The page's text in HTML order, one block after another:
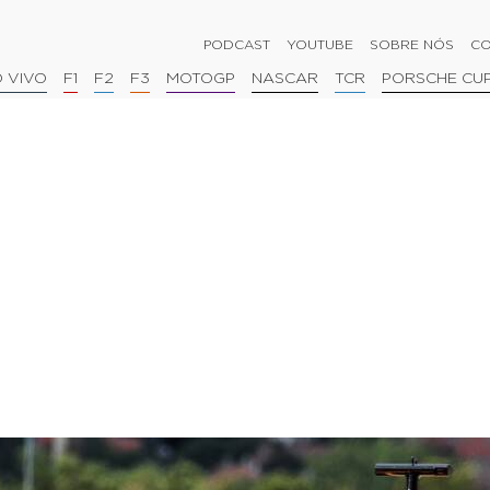
PODCAST YOUTUBE SOBRE NÓS
VIVO F1 F2 F3 MOTOGP NASCAR TCR PORSCHE